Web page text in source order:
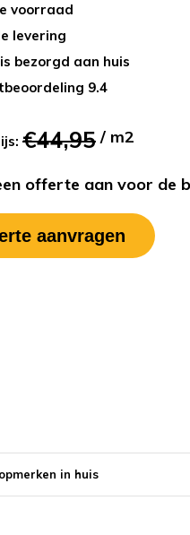
voorraad
levering
bezorgd aan huis
9.4
€44,95 / m2
offerte aan voor de
aanvragen
in huis